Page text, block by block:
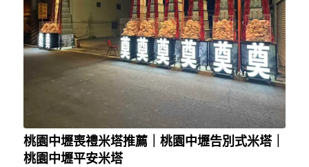
桃園中壢喪禮米塔推薦｜桃園中壢告別式米塔｜
桃園中壢平安米塔